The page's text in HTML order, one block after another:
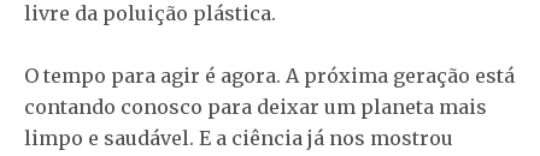
livre da poluição plástica.
O tempo para agir é agora. A próxima geração está
contando conosco para deixar um planeta mais
limpo e saudável. E a ciência já nos mostrou